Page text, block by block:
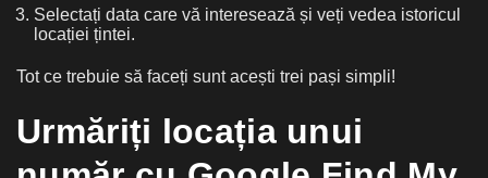
Selectați data care vă interesează și veți vedea istoricul
locației țintei.
Tot ce trebuie să faceți sunt acești trei pași simpli!
Urmăriți locația unui